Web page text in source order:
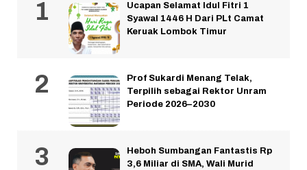
Ucapan Selamat Idul Fitri 1
Syawal 1446 H Dari PLt Camat
Keruak Lombok Timur
Prof Sukardi Menang Telak,
Terpilih sebagai Rektor Unram
Periode 2026–2030
Heboh Sumbangan Fantastis Rp
3,6 Miliar di SMA, Wali Murid